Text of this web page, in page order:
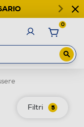
0
Filtri 5